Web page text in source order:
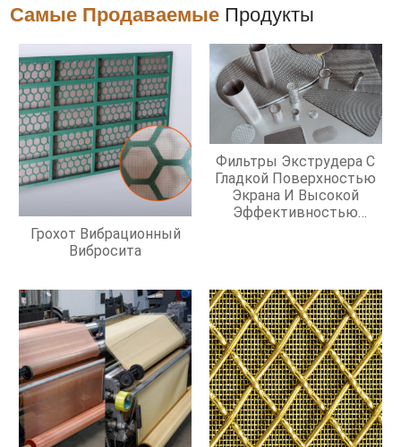
Самые Продаваемые Продукты
Грохот Вибрационный
Вибросита
Фильтры Экструдера С
Гладкой Поверхностью
Экрана И Высокой
Эффективностью